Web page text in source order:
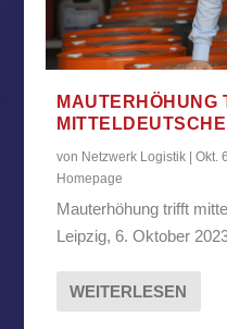
MAUTERHÖHUNG
von Netzwerk Logistik |Okt.
Homepage
Mauterhöhung trifft
Leipzig, 6. Oktober
WEITERLESEN